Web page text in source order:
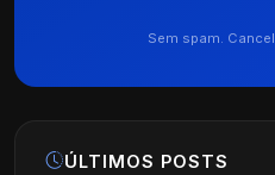
Sem spam.
ÚLTIMOS POSTS